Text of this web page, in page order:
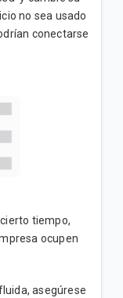
no sea usado
conectarse
tiempo,
ocupen
asegúrese